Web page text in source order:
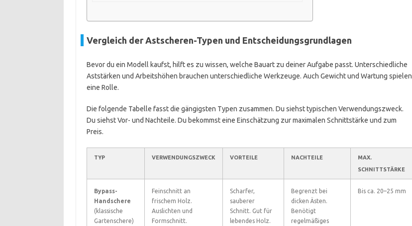
Vergleich der Astscheren-Typen und Entscheidungsgrundlagen
Bevor du ein Modell kaufst, hilft es zu wissen, welche Bauart zu deiner Aufgabe passt. Unterschiedliche
Aststärken und Arbeitshöhen brauchen unterschiedliche Werkzeuge. Auch Gewicht und Wartung spielen
eine Rolle.
Die folgende Tabelle fasst die gängigsten Typen zusammen. Du siehst typischen Verwendungszweck.
Du siehst Vor- und Nachteile. Du bekommst eine Einschätzung zur maximalen Schnittstärke und zum
Preis.
TYP VERWENDUNGSZWECK VORTEILE NACHTEILE
MAX.
SCHNITTSTÄRKE
Bypass-
Handschere
(klassische
Gartenschere)
Feinschnitt an
frischem Holz.
Auslichten und
Formschnitt.
Scharfer,
sauberer
Schnitt. Gut für
lebendes Holz.
Begrenzt bei
dicken Ästen.
Benötigt
regelmäßiges
Bis ca. 20–25 mm